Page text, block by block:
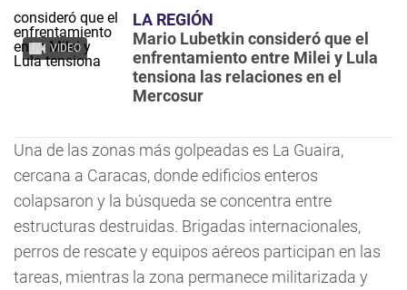
VIDEO
LA REGIÓN
Mario Lubetkin consideró que el
enfrentamiento entre Milei y Lula
tensiona las relaciones en el
Mercosur
Una de las zonas más golpeadas es La Guaira,
cercana a Caracas, donde edificios enteros
colapsaron y la búsqueda se concentra entre
estructuras destruidas. Brigadas internacionales,
perros de rescate y equipos aéreos participan en las
tareas, mientras la zona permanece militarizada y